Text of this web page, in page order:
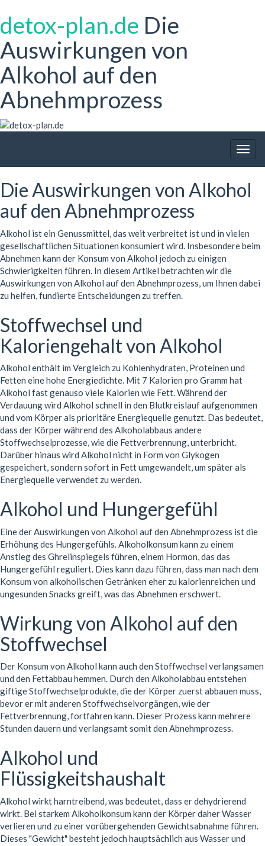
detox-plan.de Die
Auswirkungen von
Alkohol auf den
Abnehmprozess
Die Auswirkungen von Alkohol
auf den Abnehmprozess
Alkohol ist ein Genussmittel, das weit verbreitet ist und in vielen
gesellschaftlichen Situationen konsumiert wird. Insbesondere beim
Abnehmen kann der Konsum von Alkohol jedoch zu einigen
Schwierigkeiten führen. In diesem Artikel betrachten wir die
Auswirkungen von Alkohol auf den Abnehmprozess, um Ihnen dabei
zu helfen, fundierte Entscheidungen zu treffen.
Stoffwechsel und
Kaloriengehalt von Alkohol
Alkohol enthält im Vergleich zu Kohlenhydraten, Proteinen und
Fetten eine hohe Energiedichte. Mit 7 Kalorien pro Gramm hat
Alkohol fast genauso viele Kalorien wie Fett. Während der
Verdauung wird Alkohol schnell in den Blutkreislauf aufgenommen
und vom Körper als prioritäre Energiequelle genutzt. Das bedeutet,
dass der Körper während des Alkoholabbaus andere
Stoffwechselprozesse, wie die Fettverbrennung, unterbricht.
Darüber hinaus wird Alkohol nicht in Form von Glykogen
gespeichert, sondern sofort in Fett umgewandelt, um später als
Energiequelle verwendet zu werden.
Alkohol und Hungergefühl
Eine der Auswirkungen von Alkohol auf den Abnehmprozess ist die
Erhöhung des Hungergefühls. Alkoholkonsum kann zu einem
Anstieg des Ghrelinspiegels führen, einem Hormon, das das
Hungergefühl reguliert. Dies kann dazu führen, dass man nach dem
Konsum von alkoholischen Getränken eher zu kalorienreichen und
ungesunden Snacks greift, was das Abnehmen erschwert.
Wirkung von Alkohol auf den
Stoffwechsel
Der Konsum von Alkohol kann auch den Stoffwechsel verlangsamen
und den Fettabbau hemmen. Durch den Alkoholabbau entstehen
giftige Stoffwechselprodukte, die der Körper zuerst abbauen muss,
bevor er mit anderen Stoffwechselvorgängen, wie der
Fettverbrennung, fortfahren kann. Dieser Prozess kann mehrere
Stunden dauern und verlangsamt somit den Abnehmprozess.
Alkohol und
Flüssigkeitshaushalt
Alkohol wirkt harntreibend, was bedeutet, dass er dehydrierend
wirkt. Bei starkem Alkoholkonsum kann der Körper daher Wasser
verlieren und zu einer vorübergehenden Gewichtsabnahme führen.
Dieses "Gewicht" besteht jedoch hauptsächlich aus Wasser und